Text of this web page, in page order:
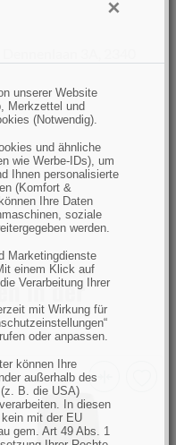
×
unserer Website
Merkzettel und
(Notwendig).
und ähnliche
wie Werbe-IDs), um
Ihnen personalisierte
(Komfort &
Ihre Daten
soziale
werden.
Marketingdienste
einem Klick auf
Verarbeitung Ihrer
mit Wirkung für
oder anpassen.
können Ihre
außerhalb des
B. die USA)
In diesen
mit der EU
gem. Art 49 Abs. 1
3A, 2340
in der